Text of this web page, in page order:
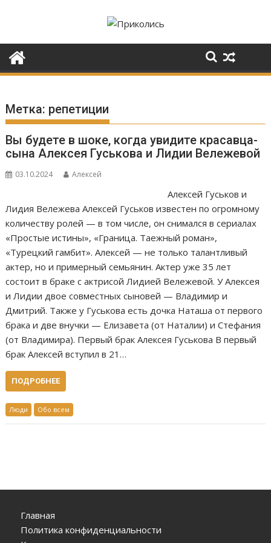
Метка: репетиции
Вы будете в шоке, когда увидите красавца-
сына Алексея Гуськова и Лидии Вележевой
03.10.2024 Алексей
Алексей Гуськов и
Лидия Вележева Алексей Гуськов известен по огромному
количеству ролей — в том числе, он снимался в сериалах
«Простые истины», «Граница. Таежный роман»,
«Турецкий гамбит». Алексей — не только талантливый
актер, но и примерный семьянин. Актер уже 35 лет
состоит в браке с актрисой Лидией Вележевой. У Алексея
и Лидии двое совместных сыновей — Владимир и
Дмитрий. Также у Гуськова есть дочка Наташа от первого
брака и две внучки — Елизавета (от Наталии) и Стефания
(от Владимира). Первый брак Алексея Гуськова В первый
брак Алексей вступил в 21…
ПОДРОБНЕЕ
Люди Обо всем
Главная
Политика конфиденциальности